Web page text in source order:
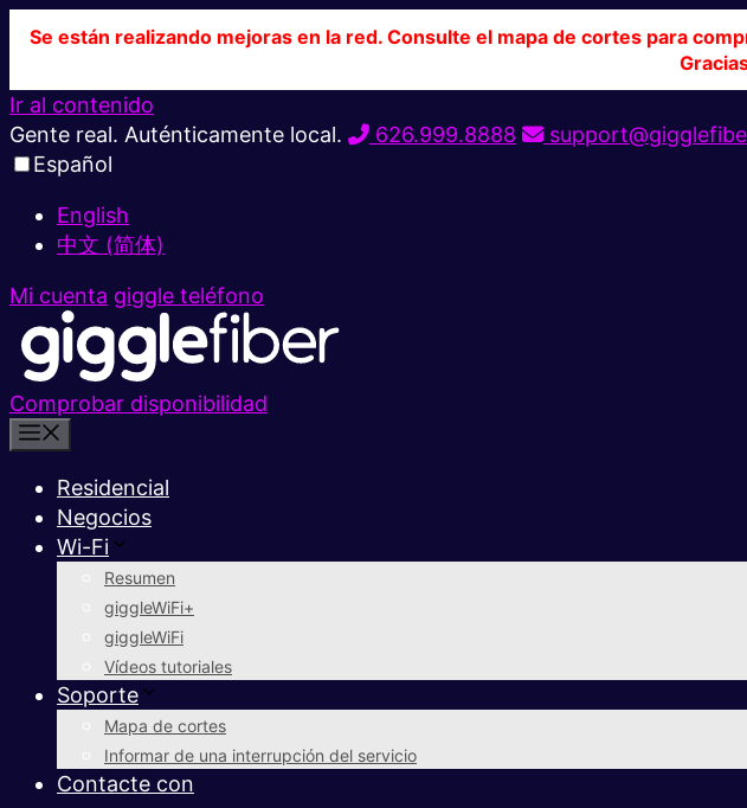
Se están realizando mejoras en la red. Consulte el mapa de cortes para
Ir al contenido
Gente real. Auténticamente local.
626.999.8888
Español
English
中文 (简体)
Mi cuenta giggle teléfono
Comprobar disponibilidad
Residencial
Negocios
Wi-Fi
Resumen
giggleWiFi+
giggleWiFi
Vídeos tutoriales
Soporte
Mapa de cortes
Informar de una interrupción del servicio
Contacte con